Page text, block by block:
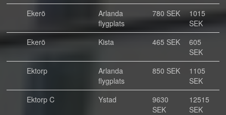
Ekerö
Arlanda
flygplats
780 SEK
1015
SEK
Ekerö
Kista 465 SEK
605
SEK
Ektorp
Arlanda
flygplats
850 SEK
1105
SEK
Ektorp C
Ystad
9630
SEK
12515
SEK